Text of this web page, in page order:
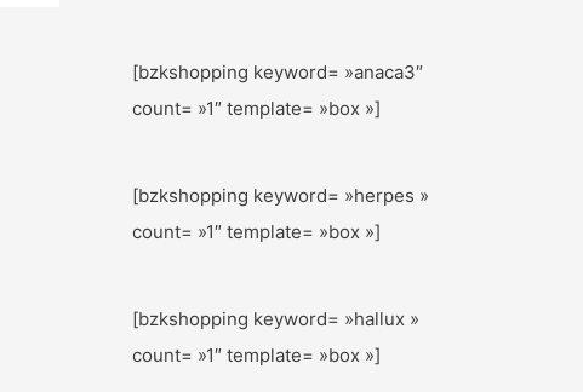
[bzkshopping keyword= »anaca3″
count= »1″ template= »box »]
[bzkshopping keyword= »herpes »
count= »1″ template= »box »]
[bzkshopping keyword= »hallux »
count= »1″ template= »box »]